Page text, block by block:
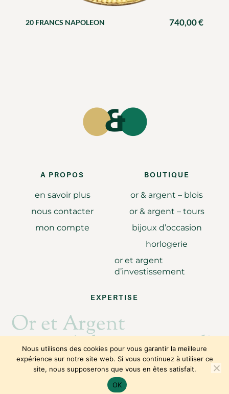
20 FRANCS NAPOLEON 740,00€
A PROPOS
en savoir plus
nous contacter
mon compte
BOUTIQUE
or & argent – blois
or & argent – tours
bijoux d’occasion
horlogerie
or et argent
d’investissement
EXPERTISE
Or et Argent
Achat revente d'or
Copyright © 2026 Julie Caillault
Nous utilisons des cookies pour vous garantir la meilleure
expérience sur notre site web. Si vous continuez à utiliser ce
site, nous supposerons que vous en êtes satisfait.
OK